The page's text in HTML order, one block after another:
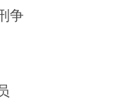
争